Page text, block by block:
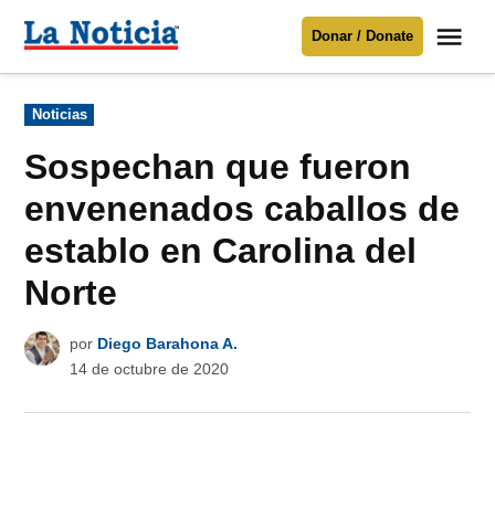
Para mantenerte informado necesitamos
Donar
contenido
Noticia
Donar / Donate
Publicado
en
Noticias
Sospechan que fueron
envenenados caballos de
establo en Carolina del
Norte
por Diego Barahona A.
14 de octubre de 2020